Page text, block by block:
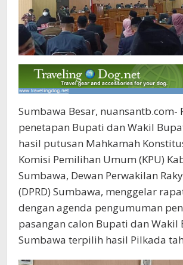
Sumbawa Besar, nuansantb.com-
penetapan Bupati dan Wakil
hasil putusan Mahkamah
Komisi Pemilihan Umum (KPU)
Sumbawa, Dewan Perwakilan
(DPRD) Sumbawa, menggelar
dengan agenda pengumuman
pasangan calon Bupati dan Wakil
Sumbawa terpilih hasil Pilkada